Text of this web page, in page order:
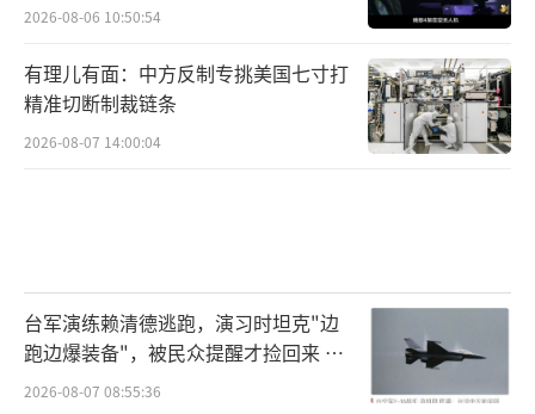
2026-08-06 10:50:54
有理儿有面：中方反制专挑美国七寸打
精准切断制裁链条
2026-08-07 14:00:04
台军演练赖清德逃跑，演习时坦克"边
跑边爆装备"，被民众提醒才捡回来 演
习状况频出引发关注
2026-08-07 08:55:36